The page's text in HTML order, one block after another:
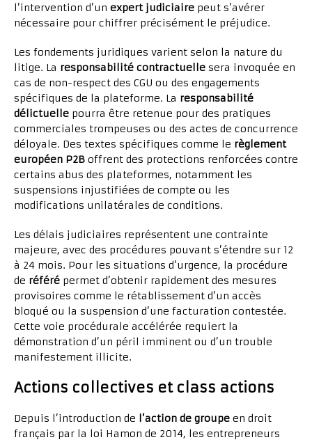
l’intervention d’un expert judiciaire peut s’avérer
nécessaire pour chiffrer précisément le préjudice.
Les fondements juridiques varient selon la nature du
litige. La responsabilité contractuelle sera invoquée en
cas de non-respect des CGU ou des engagements
spécifiques de la plateforme. La responsabilité
délictuelle pourra être retenue pour des pratiques
commerciales trompeuses ou des actes de concurrence
déloyale. Des textes spécifiques comme le règlement
européen P2B offrent des protections renforcées contre
certains abus des plateformes, notamment les
suspensions injustifiées de compte ou les
modifications unilatérales de conditions.
Les délais judiciaires représentent une contrainte
majeure, avec des procédures pouvant s’étendre sur 12
à 24 mois. Pour les situations d’urgence, la procédure
de référé permet d’obtenir rapidement des mesures
provisoires comme le rétablissement d’un accès
bloqué ou la suspension d’une facturation contestée.
Cette voie procédurale accélérée requiert la
démonstration d’un péril imminent ou d’un trouble
manifestement illicite.
Actions collectives et class actions
Depuis l’introduction de l’action de groupe en droit
français par la loi Hamon de 2014, les entrepreneurs